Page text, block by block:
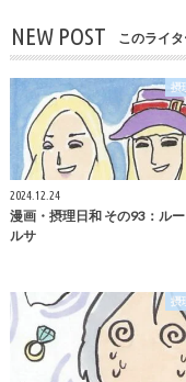
NEW POST このライ
摂
2024.12.24
漫画・摂理日和 その93：ル
ルサ
摂